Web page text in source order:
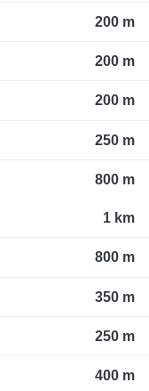
200 m
200 m
200 m
250 m
800 m
1 km
800 m
350 m
250 m
400 m